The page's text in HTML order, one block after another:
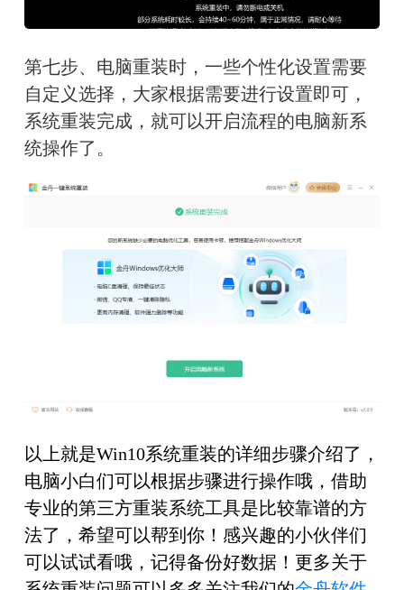
第七步、电脑重装时，一些个性化设置需要
自定义选择，大家根据需要进行设置即可，
系统重装完成 ， 就可以开启流程的电脑新系
统操作了。
以上就是Win10系统重装的详细步骤介绍了，
电脑小白们可以根据步骤进行操作哦，借助
专业的第三方重装系统工具是比较靠谱的方
法了，希望可以帮到你！感兴趣的小伙伴们
可以试试看哦，记得备份好数据！更多关于